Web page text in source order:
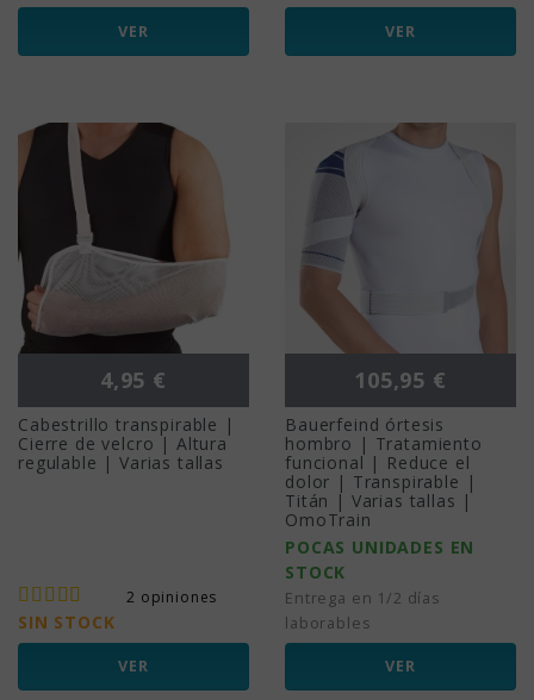
VER VER
Precio
4,95 €
Cabestrillo transpirable |
Cierre de velcro | Altura
regulable | Varias tallas
2 opiniones
SIN STOCK
VER
Precio
105,95 €
Bauerfeind órtesis
hombro | Tratamiento
funcional | Reduce el
dolor | Transpirable |
Titán | Varias tallas |
OmoTrain
POCAS UNIDADES EN
STOCK
Entrega en 1/2 días
laborables
VER